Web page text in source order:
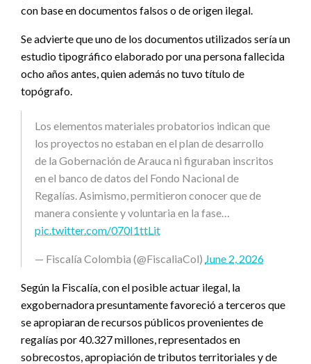
con base en documentos falsos o de origen ilegal.
Se advierte que uno de los documentos utilizados sería un
estudio tipográfico elaborado por una persona fallecida
ocho años antes, quien además no tuvo título de
topógrafo.
Los elementos materiales probatorios indican que
los proyectos no estaban en el plan de desarrollo
de la Gobernación de Arauca ni figuraban inscritos
en el banco de datos del Fondo Nacional de
Regalías. Asimismo, permitieron conocer que de
manera consiente y voluntaria en la fase…
pic.twitter.com/070I1ttLit
— Fiscalía Colombia (@FiscaliaCol) June 2, 2026
Según la Fiscalía, con el posible actuar ilegal, la
exgobernadora presuntamente favoreció a terceros que
se apropiaran de recursos públicos provenientes de
regalías por 40.327 millones, representados en
sobrecostos, apropiación de tributos territoriales y de